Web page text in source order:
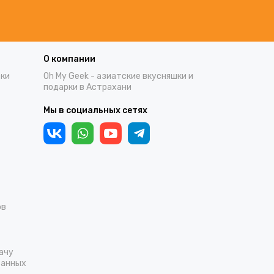
О компании
Oh My Geek - азиатские вкусняшки и
подарки в Астрахани
Мы в социальных сетях